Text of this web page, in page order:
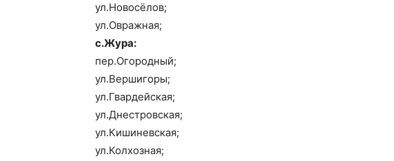
ул.Новосёлов;
ул.Овражная;
с.Жура:
пер.Огородный;
ул.Вершигоры;
ул.Гвардейская;
ул.Днестровская;
ул.Кишиневская;
ул.Колхозная;